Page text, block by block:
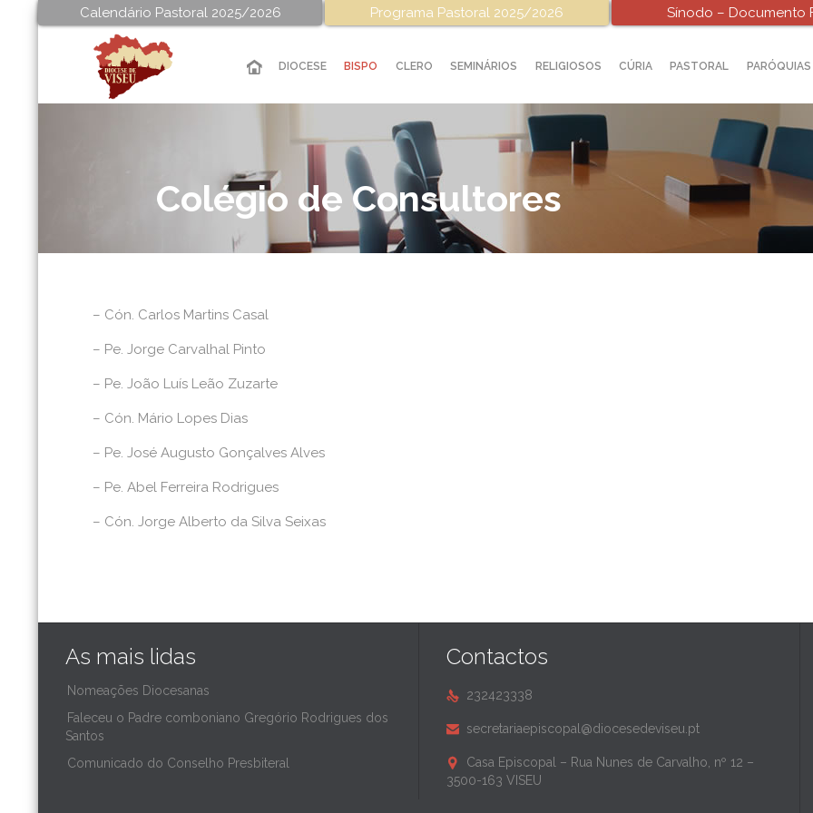
Calendário Pastoral 2025/2026 Programa Pastoral 2025/2026 Sínodo – Documento
DIOCESE BISPO CLERO SEMINÁRIOS RELIGIOSOS CÚRIA PASTORAL PARÓQUIAS
Colégio de Consultores
– Cón. Carlos Martins Casal
– Pe. Jorge Carvalhal Pinto
– Pe. João Luís Leão Zuzarte
– Cón. Mário Lopes Dias
– Pe. José Augusto Gonçalves Alves
– Pe. Abel Ferreira Rodrigues
– Cón. Jorge Alberto da Silva Seixas
As mais lidas
Nomeações Diocesanas
Faleceu o Padre comboniano Gregório Rodrigues dos
Santos
Comunicado do Conselho Presbiteral
Contactos
 232423338
 secretariaepiscopal@diocesedeviseu.pt

Casa Episcopal – Rua Nunes de Carvalho, nº 12 –
3500-163 VISEU